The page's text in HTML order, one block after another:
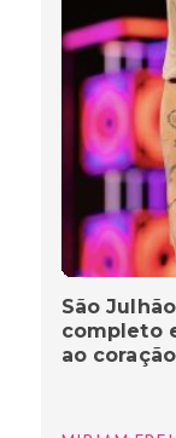
São
completo
ao